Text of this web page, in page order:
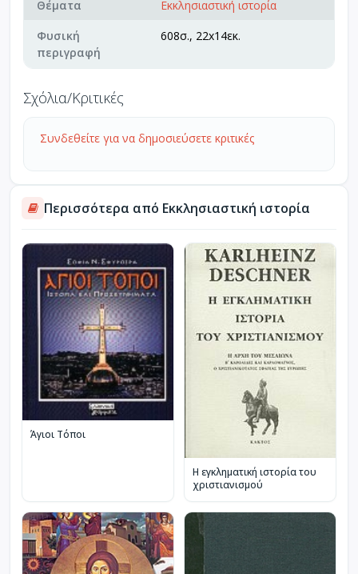
Θέματα
Εκκλησιαστική ιστορία
Φυσική
περιγραφή
608σ., 22x14εκ.
Σχόλια/Κριτικές
Συνδεθείτε για να δημοσιεύσετε κριτικές
Περισσότερα από Εκκλησιαστική ιστορία
Άγιοι Τόποι
Η εγκληματική ιστορία του
χριστιανισμού